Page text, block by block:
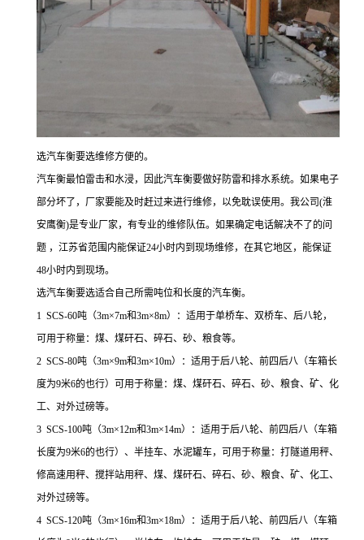
选汽车衡要选维修方便的。
汽车衡最怕雷击和水浸，因此汽车衡要做好防雷和排水系统。如果电子
部分坏了，厂家要能及时赶过来进行维修，以免耽误使用。我公司(淮
安鹰衡)是专业厂家，有专业的维修队伍。如果确定电话解决不了的问
题 ，江苏省范围内能保证24小时内到现场维修，在其它地区，能保证
48小时内到现场。
选汽车衡要选适合自己所需吨位和长度的汽车衡。
1 SCS-60吨（3m×7m和3m×8m）：适用于单桥车、双桥车、后八轮，
可用于称量：煤、煤矸石、碎石、砂、粮食等。
2 SCS-80吨（3m×9m和3m×10m）：适用于后八轮、前四后八（车箱长
度为9米6的也行）可用于称量：煤、煤矸石、碎石、砂、粮食、矿、化
工、对外过磅等。
3 SCS-100吨（3m×12m和3m×14m）：适用于后八轮、前四后八（车箱
长度为9米6的也行）、半挂车、水泥罐车，可用于称量：打隧道用秤、
修高速用秤、搅拌站用秤、煤、煤矸石、碎石、砂、粮食、矿、化工、
对外过磅等。
4 SCS-120吨（3m×16m和3m×18m）：适用于后八轮、前四后八（车箱